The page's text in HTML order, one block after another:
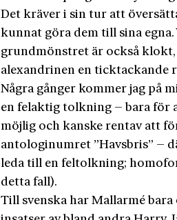
Det kräver i sin tur att
kunnat göra dem till sina
grundmönstret är också
alexandrinen en ticktackande
Några gånger kommer jag på
en felaktig tolkning – bara för
möjlig och kanske rentav att
antologinumret ”Havsbris” –
leda till en feltolkning;
detta fall).
Till svenska har Mallarmé